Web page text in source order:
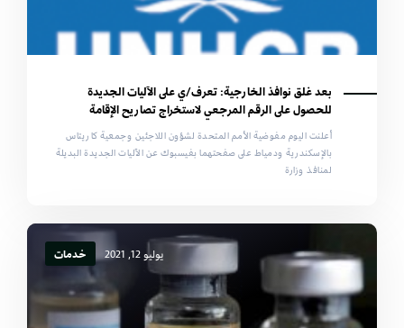
بعد غلق نوافذ الخارجية: تعرف/ي على الآليات الجديدة
للحصول على الرقم المرجعي لاستخراج تصاريح الإقامة
أعلنت اليوم مفوضية الأمم المتحدة لشؤون اللاجئين وجمعية كاريتاس
بالإسكندرية ودمياط على صفحتهما بفيسبوك عن الآليات الجديدة البديلة
لمنافذ وزارة
يوليو 12, 2021 خدمات